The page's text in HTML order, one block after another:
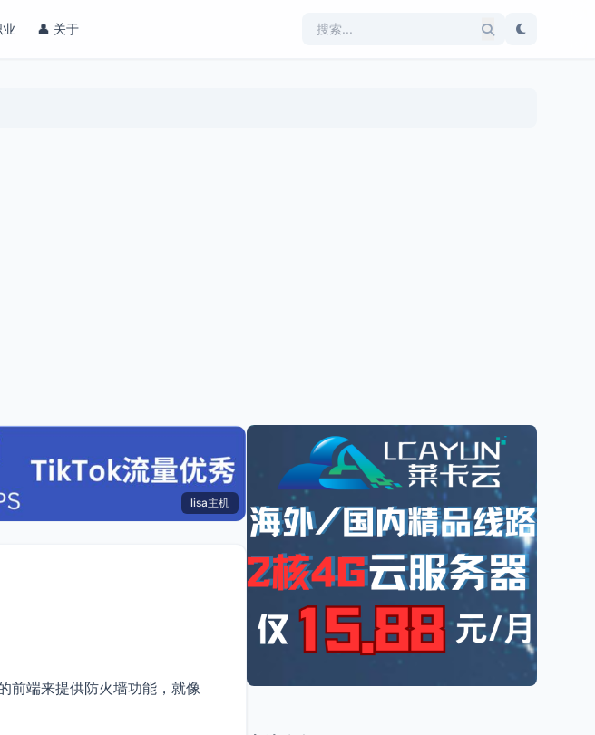
👤 关于
lisa主机
端来提供防火墙功能，就像